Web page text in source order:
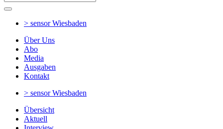
> sensorWiesbaden
Über Uns
Abo
Media
Ausgaben
Kontakt
> sensorWiesbaden
Übersicht
Aktuell